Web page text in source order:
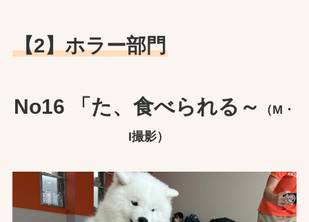
【2】ホラー部門
No16 「た、食べられる～
（M・
I撮影）